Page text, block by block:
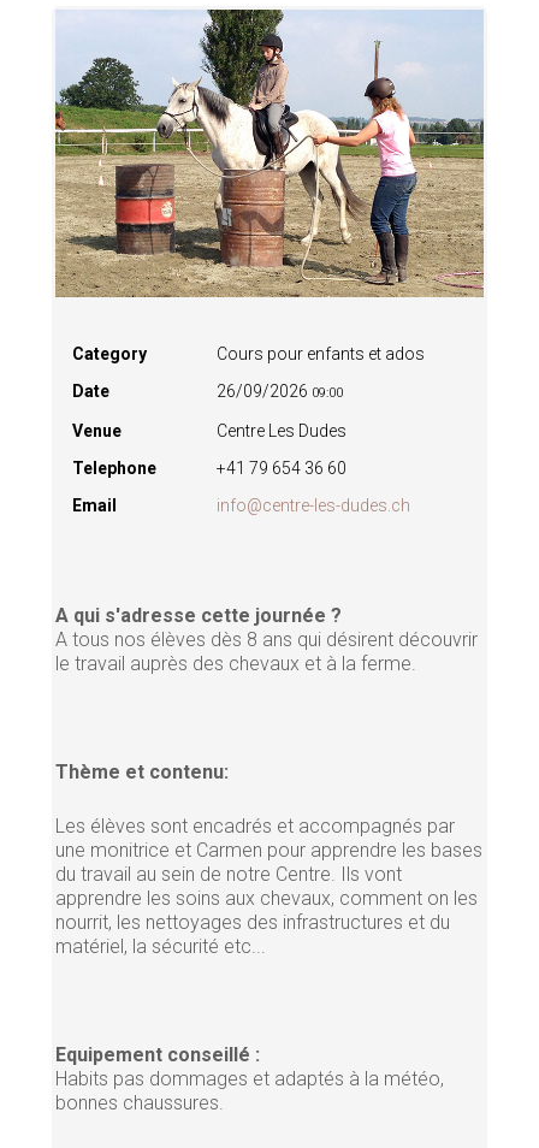
Category
Cours pour enfants et ados
Date
26/09/2026 09:00
Venue
Centre Les Dudes
Telephone
+41 79 654 36 60
Email
info@centre-les-dudes.ch
A qui s'adresse cette journée ?
A tous nos élèves dès 8 ans qui désirent découvrir
le travail auprès des chevaux et à la ferme.
Thème et contenu:
Les élèves sont encadrés et accompagnés par
une monitrice et Carmen pour apprendre les bases
du travail au sein de notre Centre. Ils vont
apprendre les soins aux chevaux, comment on les
nourrit, les nettoyages des infrastructures et du
matériel, la sécurité etc...
Equipement conseillé :
Habits pas dommages et adaptés à la météo,
bonnes chaussures.